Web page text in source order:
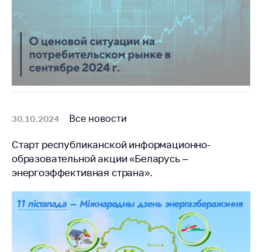
30.10.2024 Все новости
Старт республиканской информационно-
образовательной акции «Беларусь –
энергоэффективная страна».